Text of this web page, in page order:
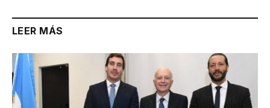
LEER MÁS